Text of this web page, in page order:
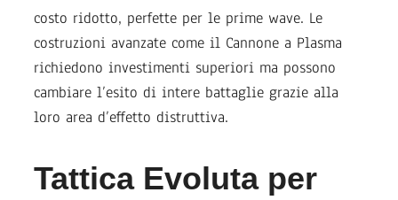
costo ridotto, perfette per le prime wave. Le
costruzioni avanzate come il Cannone a Plasma
richiedono investimenti superiori ma possono
cambiare l’esito di intere battaglie grazie alla
loro area d’effetto distruttiva.
Tattica Evoluta per